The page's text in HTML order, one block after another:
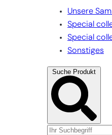
Unsere
Special
Special
Sonstiges
Suche Produkt